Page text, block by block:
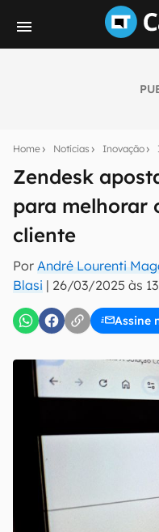
Home Notícias Inovação
Zendesk
para melhorar
cliente
Por André Lourenti
Blasi | 26/03/2025 às
Assine
notícias e reviews
mão.
E-mail
Confirmo que li,
Uso e Política de